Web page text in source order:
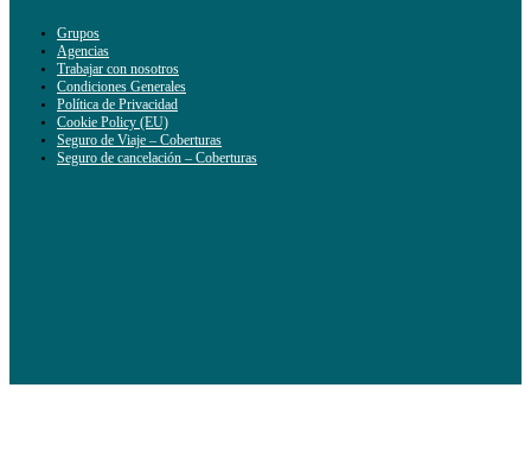
Grupos
Agencias
Trabajar con nosotros
Condiciones Generales
Política de Privacidad
Cookie Policy (EU)
Seguro de Viaje – Coberturas
Seguro de cancelación – Coberturas